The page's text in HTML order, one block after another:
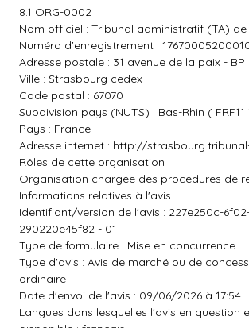
8.1 ORG-0002
Nom officiel : Tribunal administratif (TA)
Numéro d'enregistrement :
Adresse postale : 31 avenue de la paix - BP
Ville : Strasbourg cedex
Code postal : 67070
Subdivision pays (NUTS) : Bas-Rhin ( FRF11
Pays : France
Adresse internet : http://
Rôles de cette organisation :
Organisation chargée des procédures de
Informations relatives à l'avis
Identifiant/version de l'avis : 227e250c-
290220e45f82 - 01
Type de formulaire : Mise en concurrence
Type d'avis : Avis de marché ou de
ordinaire
Date d'envoi de l'avis : 09/06/2026 à 17:54
Langues dans lesquelles l'avis en question